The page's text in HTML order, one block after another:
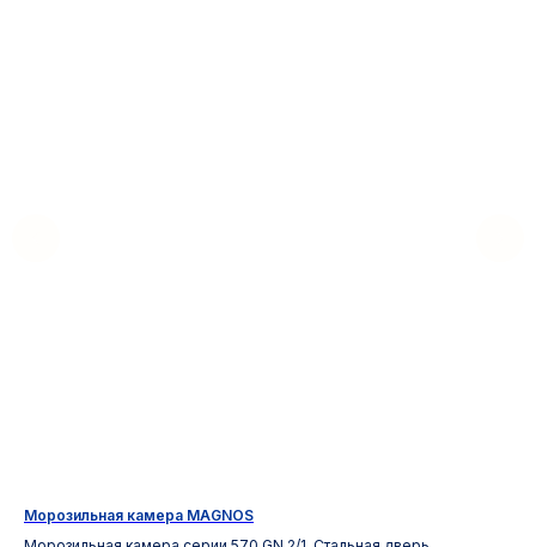
Морозильная камера MAGNOS